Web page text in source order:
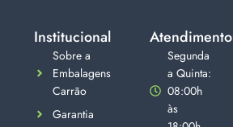
Institucional
Sobre a
Embalagens
Carrão
Garantia
Atendimento
Segunda
a Quinta:
08:00h
às